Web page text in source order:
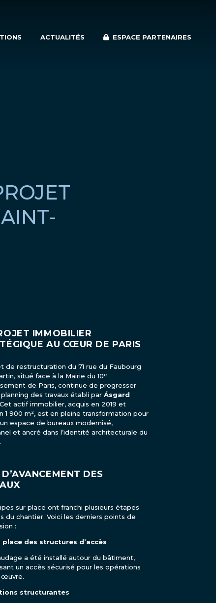
ACTUALITÉS ESPACE PARTENAIRES
IMMOBILIER
AU CŒUR DE PARIS
de restructuration du 71 rue du Faubourg
situé face à la Mairie du 10ᵉ
de Paris, continue de progresser
des travaux établi parÁsgard
actif immobilier, acquis en 2019 et
1 900 m², est en pleine transformation pour
espace de bureaux modernisé,
et ancré dans l’identité architecturale du
DES
sur place ont franchi plusieurs étapes
du chantier. Voici les derniers points de
:
place des structures d’accès
a été installé autour du bâtiment,
un accès sécurisé pour les opérations
œuvre.
structurantes